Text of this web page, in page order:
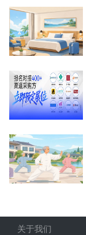
关于我们